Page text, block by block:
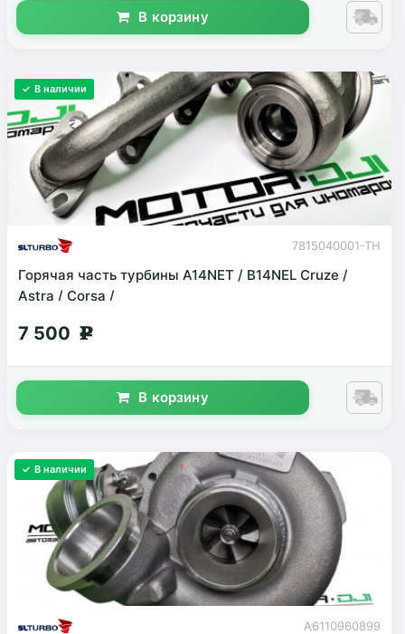
В корзину
✓ В наличии
7815040001-TH
Горячая часть турбины A14NET / B14NEL Cruze /
Astra / Corsa /
7 500 g
В корзину
✓ В наличии
A6110960899